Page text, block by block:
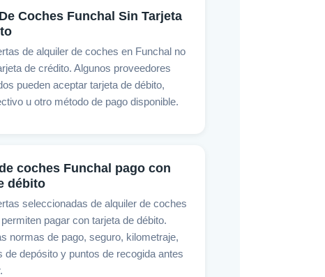
Coches Funchal Sin Tarjeta
de alquiler de coches en Funchal no
de crédito. Algunos proveedores
pueden aceptar tarjeta de débito,
u otro método de pago disponible.
coches Funchal pago con
débito
seleccionadas de alquiler de coches
pagar con tarjeta de débito.
normas de pago, seguro, kilometraje,
de depósito y puntos de recogida antes